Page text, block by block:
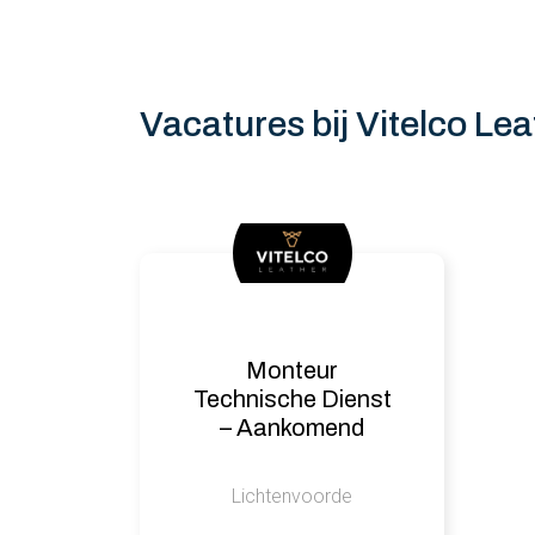
Vacatures bij Vitelco
Monteur
Technische Dienst
– Aankomend
dienst
Lichtenvoorde